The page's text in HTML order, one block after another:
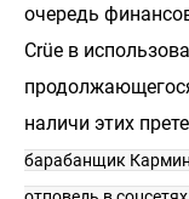
очередь
Crüe в
наличи этих
барабанщик